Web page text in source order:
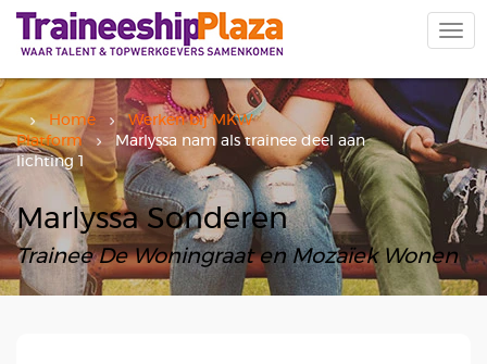
Overslaan
naar
inhoud
gaan
Home
Werken bij MKW
Platform
Marlyssa nam als trainee deel aan
lichting 1
Marlyssa Sonderen
Trainee De Woningraat en Mozaïek Wonen